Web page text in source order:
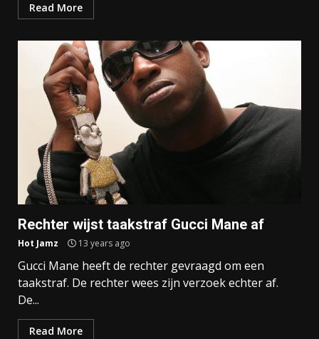
Read More
Rechter wijst taakstraf Gucci Mane af
Hot Jamz 13 years ago
Gucci Mane heeft de rechter gevraagd om een
taakstraf. De rechter wees zijn verzoek echter af.
De...
Read More